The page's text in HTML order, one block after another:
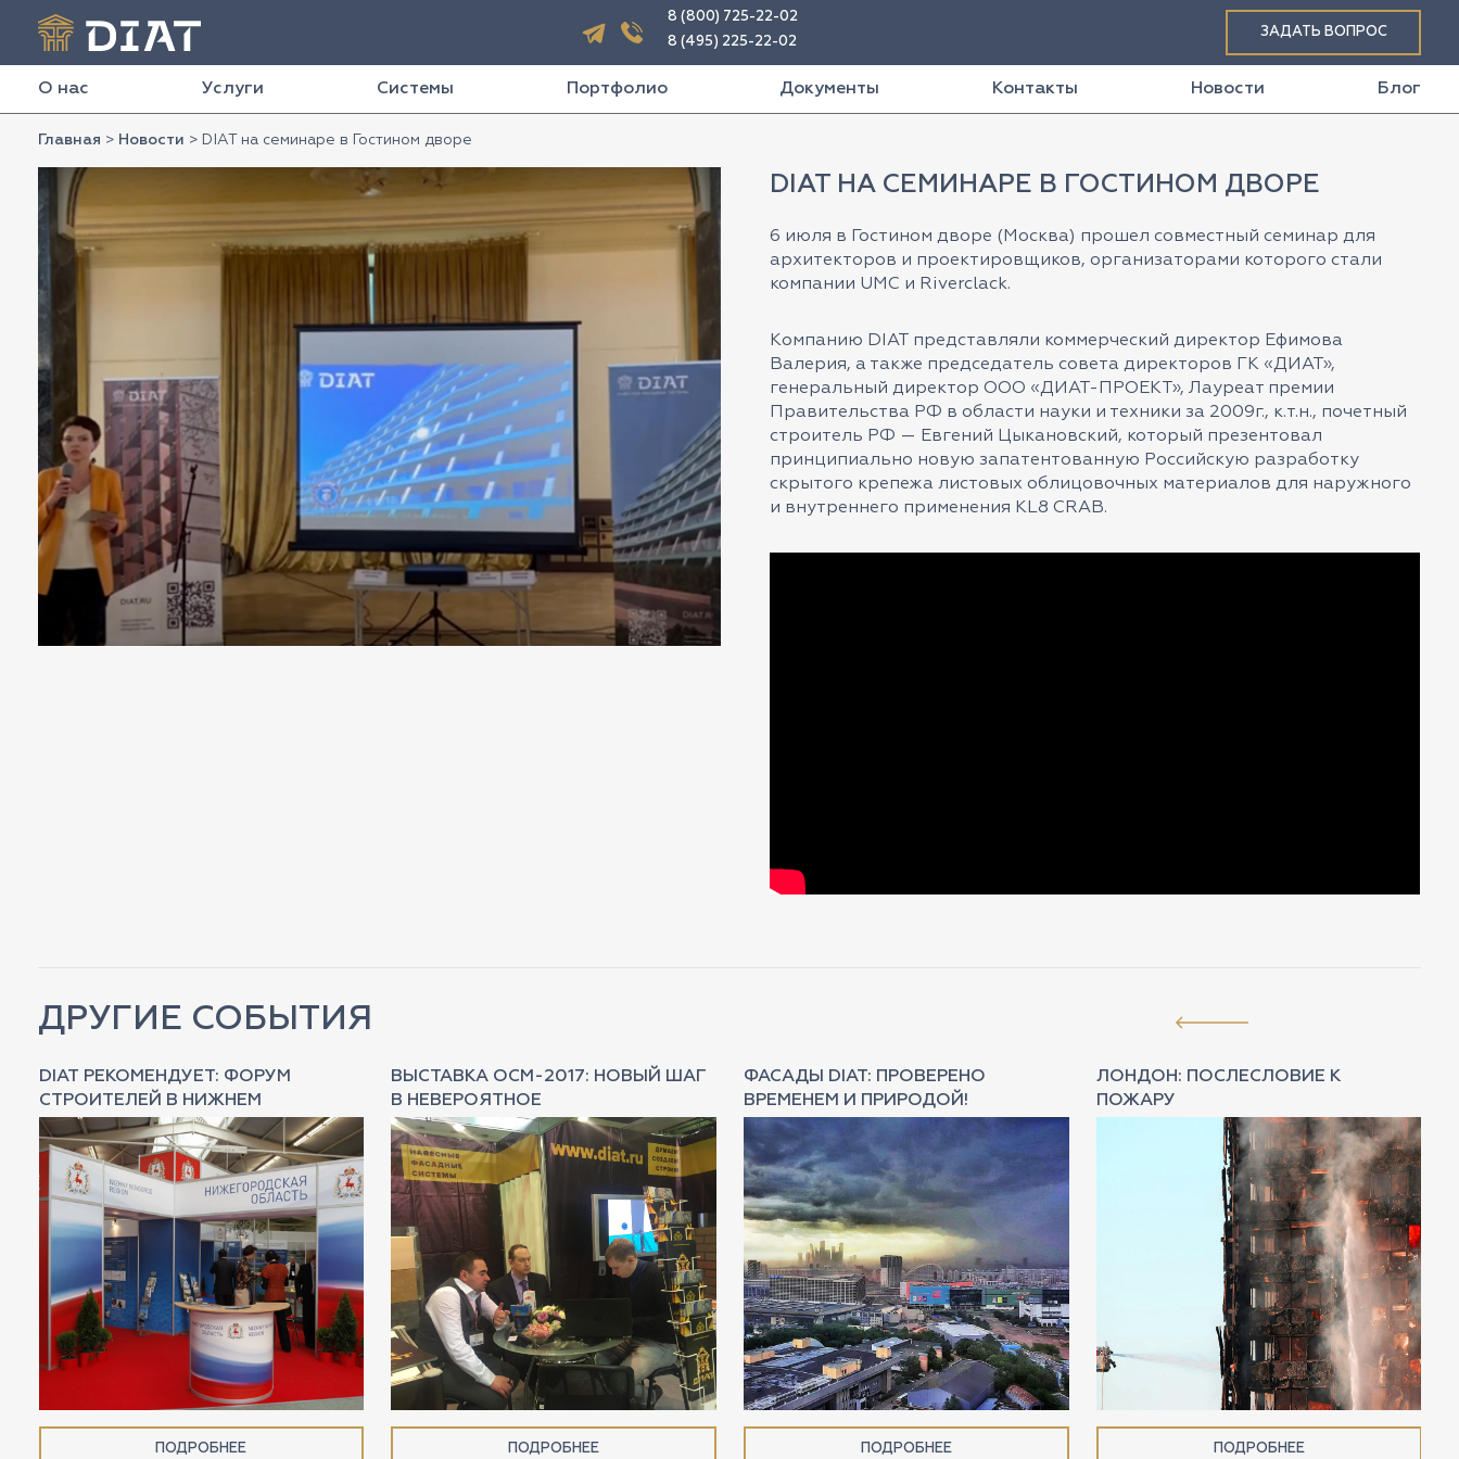
8 (800) 725-22-02
8 (495) 225-22-02
ЗАДАТЬ ВОПРОС
О нас Услуги Системы Портфолио Документы Контакты Новости Блог
Главная > Новости > DIAT на семинаре в Гостином дворе
DIAT НА СЕМИНАРЕ В ГОСТИНОМ ДВОРЕ
6 июля в Гостином дворе (Москва) прошел совместный семинар для
архитекторов и проектировщиков, организаторами которого стали
компании UMC и Riverclack.
Компанию DIAT представляли коммерческий директор Ефимова
Валерия, а также председатель совета директоров ГК «ДИАТ»,
генеральный директор ООО «ДИАТ-ПРОЕКТ», Лауреат премии
Правительства РФ в области науки и техники за 2009г., к.т.н., почетный
строитель РФ — Евгений Цыкановский, который презентовал
принципиально новую запатентованную Российскую разработку
скрытого крепежа листовых облицовочных материалов для наружного
и внутреннего применения KL8 CRAB.
ДРУГИЕ СОБЫТИЯ
DIAT РЕКОМЕНДУЕТ: ФОРУМ
СТРОИТЕЛЕЙ В НИЖНЕМ
ПОДРОБНЕЕ
ВЫСТАВКА ОСМ-2017: НОВЫЙ ШАГ
В НЕВЕРОЯТНОЕ
ПОДРОБНЕЕ
ФАСАДЫ DIAT: ПРОВЕРЕНО
ВРЕМЕНЕМ И ПРИРОДОЙ!
ПОДРОБНЕЕ
ЛОНДОН: ПОСЛЕСЛОВИЕ К
ПОЖАРУ
ПОДРОБНЕЕ